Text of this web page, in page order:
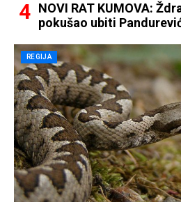
NOVI RAT KUMOVA:
pokušao ubiti
REGIJA